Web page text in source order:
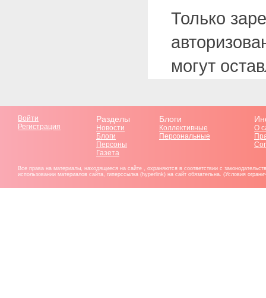
Только
могут
Войти
Регистрация
Разделы
Новости
Блоги
Персоны
Газета
Блоги
Коллективные
Персональные
О
Все права на материалы, находящиеся на сайте , охраняются в соответствии с
использовании материалов сайта, гиперссылка (hyperlink) на сайт обязательна. (Условия